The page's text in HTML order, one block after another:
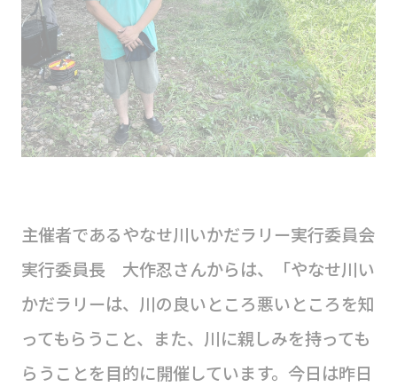
主催者であるやなせ川いかだラリー実行委員会
実行委員長 大作忍さんからは、「やなせ川い
かだラリーは、川の良いところ悪いところを知
ってもらうこと、また、川に親しみを持っても
らうことを目的に開催しています。今日は昨日